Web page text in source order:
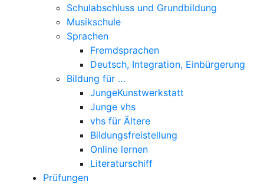
Schulabschluss und Grundbildung
Musikschule
Sprachen
Fremdsprachen
Deutsch, Integration, Einbürgerung
Bildung für …
JungeKunstwerkstatt
Junge vhs
vhs für Ältere
Bildungsfreistellung
Online lernen
Literaturschiff
Prüfungen